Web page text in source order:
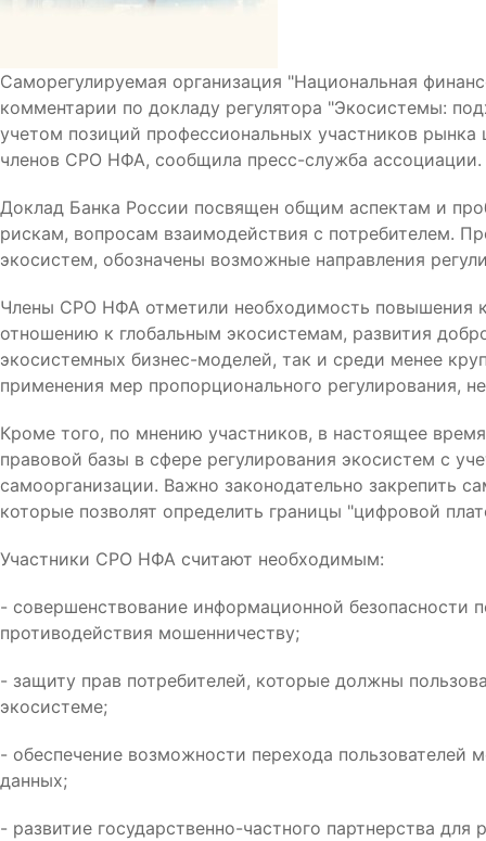
Саморегулируемая организация "Национальная
комментарии по докладу регулятора "Экосистемы:
учетом позиций профессиональных участников
членов СРО НФА, сообщила пресс-служба ассоциации.
Доклад Банка России посвящен общим аспектам и
рискам, вопросам взаимодействия с потребителем.
экосистем, обозначены возможные направления
Члены СРО НФА отметили необходимость повышения
отношению к глобальным экосистемам, развития
экосистемных бизнес-моделей, так и среди менее
применения мер пропорционального регулирования,
Кроме того, по мнению участников, в настоящее
правовой базы в сфере регулирования экосистем с
самоорганизации. Важно законодательно закрепить
которые позволят определить границы "цифровой
Участники СРО НФА считают необходимым:
- совершенствование информационной безопасности
противодействия мошенничеству;
- защиту прав потребителей, которые должны
экосистеме;
- обеспечение возможности перехода
данных;
- развитие государственно-частного партнерства